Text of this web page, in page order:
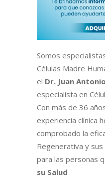
Somos
Células Madre
el Dr. Juan
especialista en
Con más de 36
experiencia clínica
comprobado la
Regenerativa y
para las personas
su Salud